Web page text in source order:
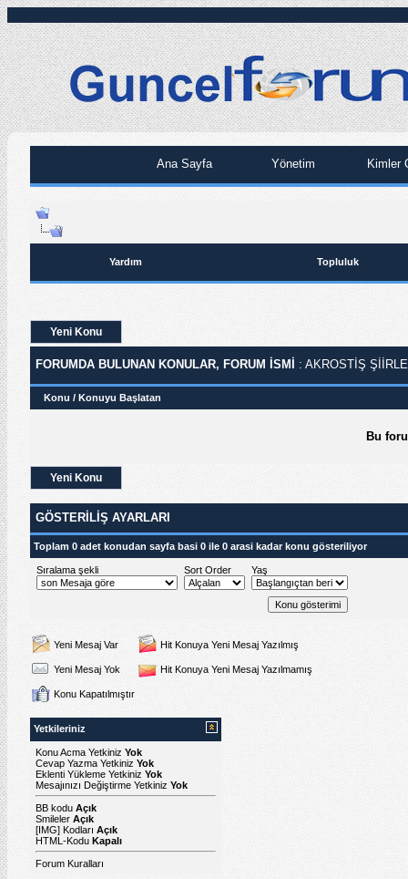
Ana Sayfa Yönetim Kimler
Yardım Topluluk
Yeni Konu
FORUMDA BULUNAN KONULAR, FORUM ISMI : AKROSTIŞ
Konu / Konuyu Başlatan
Bu
Yeni Konu
GÖSTERILIŞ AYARLARI
Toplam 0 adet konudan sayfa basi 0 ile 0 arasi kadar konu gösteriliyor
Sıralama şekli Sort Order Yaş
Yeni Mesaj Var Hit Konuya Yeni Mesaj Yazılmış
Yeni Mesaj Yok Hit Konuya Yeni Mesaj Yazılmamış
Konu Kapatılmıştır
Yetkileriniz
Konu Acma Yetkiniz Yok
Cevap Yazma Yetkiniz Yok
Eklenti Yükleme Yetkiniz Yok
Mesajınızı Değiştirme Yetkiniz Yok
BB kodu Açık
Smileler Açık
[IMG] Kodları Açık
HTML-Kodu Kapalı
Forum Kuralları